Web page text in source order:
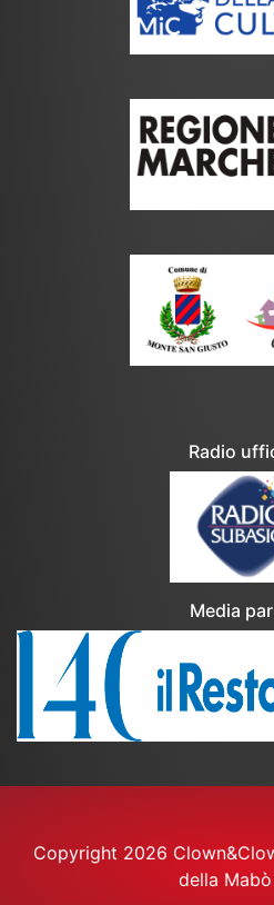
Radio
Media
Copyright 2026
della